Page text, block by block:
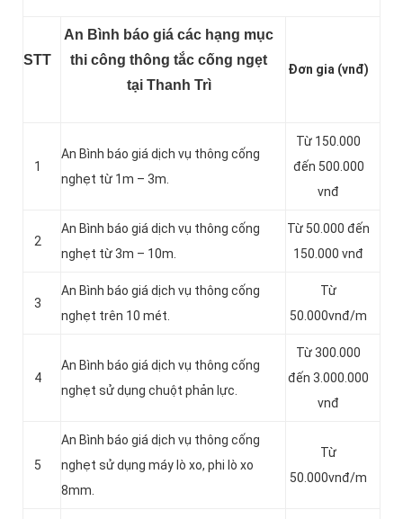
STT
An Bình báo giá các hạng mục
thi công thông tắc cống ngẹt
tại Thanh Trì
Đơn gia (vnđ)
1
An Bình báo giá dịch vụ thông cống
nghẹt từ 1m – 3m.
Từ 150.000
đến 500.000
vnđ
2
An Bình báo giá dịch vụ thông cống
nghẹt từ 3m – 10m.
Từ 50.000 đến
150.000 vnđ
3
An Bình báo giá dịch vụ thông cống
nghẹt trên 10 mét.
Từ
50.000vnđ/m
4
An Bình báo giá dịch vụ thông cống
nghẹt sử dụng chuột phản lực.
Từ 300.000
đến 3.000.000
vnđ
5
An Bình báo giá dịch vụ thông cống
nghẹt sử dụng máy lò xo, phi lò xo
8mm.
Từ
50.000vnđ/m